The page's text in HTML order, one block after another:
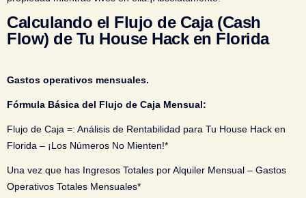
Calculando el Flujo de Caja (Cash
Flow) de Tu House Hack en Florida
Gastos operativos mensuales.
Fórmula Básica del Flujo de Caja Mensual:
Flujo de Caja =: Análisis de Rentabilidad para Tu House Hack en
Florida – ¡Los Números No Mienten!*
Una vez que has Ingresos Totales por Alquiler Mensual – Gastos
Operativos Totales Mensuales*